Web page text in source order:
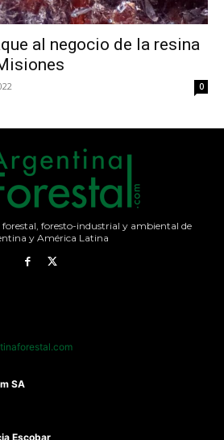
al negocio de la resina
0
foresto-industrial y ambiental de
y América Latina
SA
Escobar